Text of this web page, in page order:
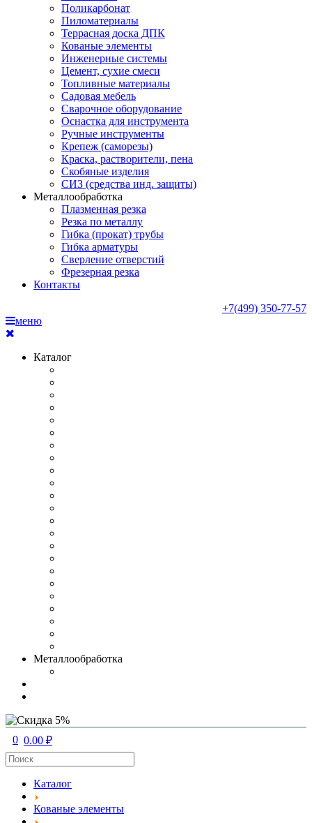
Поликарбонат
Пиломатериалы
Террасная доска ДПК
Кованые элементы
Инженерные системы
Цемент, сухие смеси
Топливные материалы
Садовая мебель
Сварочное оборудование
Оснастка для инструмента
Ручные инструменты
Крепеж (саморезы)
Краска, растворители, пена
Скобяные изделия
СИЗ (средства инд. защиты)
Металлообработка
Плазменная резка
Резка по металлу
Гибка (прокат) трубы
Гибка арматуры
Сверление отверстий
Фрезерная резка
Контакты
+7(499) 350-77-57
меню
Каталог
Металлообработка
0 0.00 ₽
Каталог
Кованые элементы